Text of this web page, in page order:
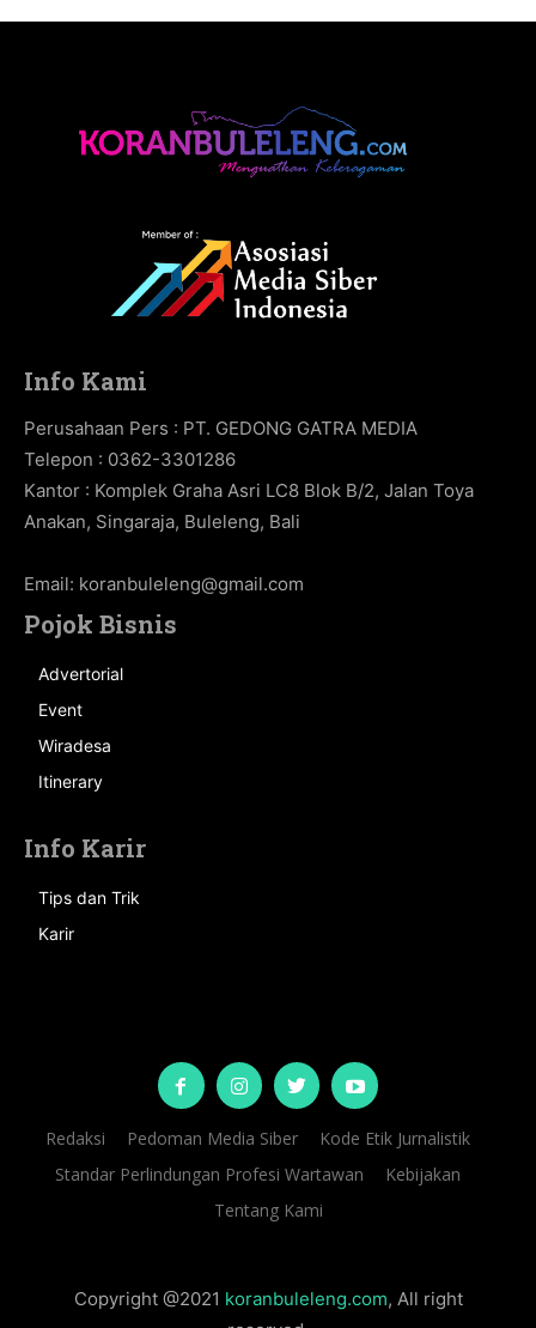
Info Kami
Perusahaan Pers : PT. GEDONG GATRA MEDIA
Telepon : 0362-3301286
Kantor : Komplek Graha Asri LC8 Blok B/2, Jalan Toya
Anakan, Singaraja, Buleleng, Bali
Email: koranbuleleng@gmail.com
Pojok Bisnis
Advertorial
Event
Wiradesa
Itinerary
Info Karir
Tips dan Trik
Karir
Redaksi Pedoman Media Siber
Kode Etik Jurnalistik
Standar Perlindungan Profesi Wartawan
Kebijakan
Tentang Kami
Copyright @2021 koranbuleleng.com, All right